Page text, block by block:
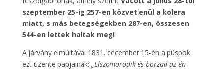
szeptember 25-ig 257-en közvetlenül a kolera
miatt, s más betegségekben 287-en, összesen
544-en lettek haltak meg!
A járvány elmúltával 1831. december 15-én a püspök
ezt üzente papjainak: „Elszomorodik és borzad az én